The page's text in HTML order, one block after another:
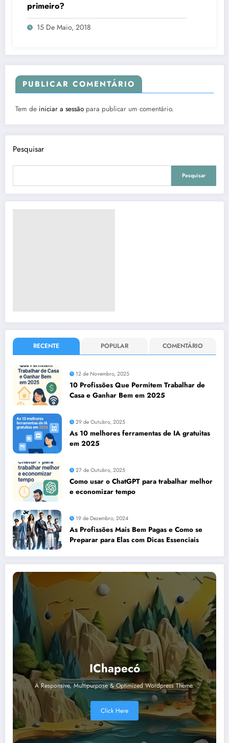
primeiro?
15 De Maio, 2018
PUBLICAR COMENTÁRIO
Tem de iniciar a sessão para publicar um comentário.
Pesquisar
Pesquisar
RECENTE POPULAR COMENTÁRIO
12 de Novembro, 2025
10 Profissões Que Permitem Trabalhar de
Casa e Ganhar Bem em 2025
29 de Outubro, 2025
As 10 melhores ferramentas de IA gratuitas
em 2025
27 de Outubro, 2025
Como usar o ChatGPT para trabalhar melhor
e economizar tempo
19 de Dezembro, 2024
As Profissões Mais Bem Pagas e Como se
Preparar para Elas com Dicas Essenciais
IChapecó
A Responsive, Multipurpose & Optimized Wordpress Theme.
Click Here